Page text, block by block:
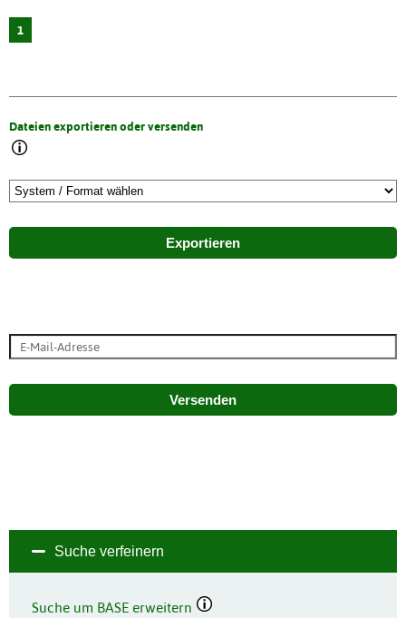
1
Dateien exportieren oder versenden
Exportieren
Versenden
Suche verfeinern
Suche um BASE erweitern